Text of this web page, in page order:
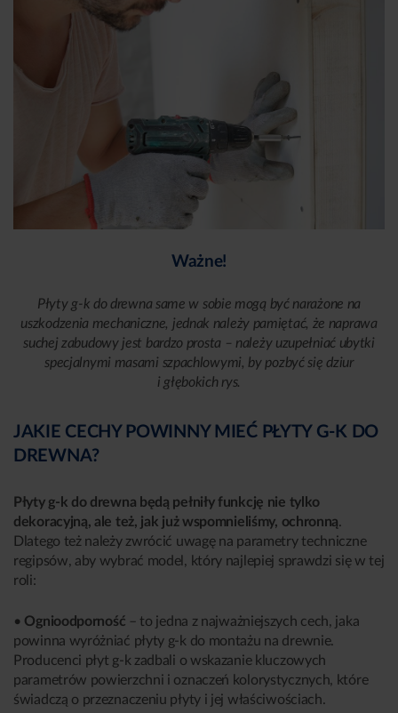
Ważne!
Płyty g-k do drewna same w sobie mogą być narażone na
uszkodzenia mechaniczne, jednak należy pamiętać, że naprawa
suchej zabudowy jest bardzo prosta – należy uzupełniać ubytki
specjalnymi masami szpachlowymi, by pozbyć się dziur
i głębokich rys.
JAKIE CECHY POWINNY MIEĆ PŁYTY G-K DO
DREWNA?
Płyty g-k do drewna będą pełniły funkcję nie tylko
dekoracyjną, ale też, jak już wspomnieliśmy, ochronną.
Dlatego też należy zwrócić uwagę na parametry techniczne
regipsów, aby wybrać model, który najlepiej sprawdzi się w tej
roli:
• Ognioodporność – to jedna z najważniejszych cech, jaka
powinna wyróżniać płyty g-k do montażu na drewnie.
Producenci płyt g-k zadbali o wskazanie kluczowych
parametrów powierzchni i oznaczeń kolorystycznych, które
świadczą o przeznaczeniu płyty i jej właściwościach.